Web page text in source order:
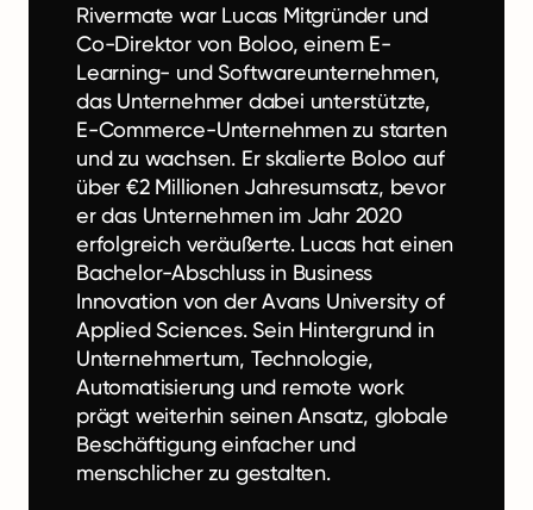
Rivermate war Lucas Mitgründer und
Co-Direktor von Boloo, einem E-
Learning- und Softwareunternehmen,
das Unternehmer dabei unterstützte,
E-Commerce-Unternehmen zu starten
und zu wachsen. Er skalierte Boloo auf
über €2 Millionen Jahresumsatz, bevor
er das Unternehmen im Jahr 2020
erfolgreich veräußerte. Lucas hat einen
Bachelor-Abschluss in Business
Innovation von der Avans University of
Applied Sciences. Sein Hintergrund in
Unternehmertum, Technologie,
Automatisierung und remote work
prägt weiterhin seinen Ansatz, globale
Beschäftigung einfacher und
menschlicher zu gestalten.